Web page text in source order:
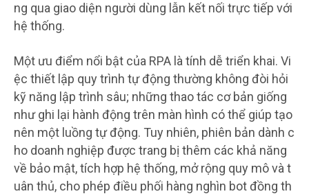
ng qua giao diện người dùng lẫn kết nối trực tiếp với
hệ thống.
Một ưu điểm nổi bật của RPA là tính dễ triển khai. Vi
ệc thiết lập quy trình tự động thường không đòi hỏi
kỹ năng lập trình sâu; những thao tác cơ bản giống
như ghi lại hành động trên màn hình có thể giúp tạo
nên một luồng tự động. Tuy nhiên, phiên bản dành c
ho doanh nghiệp được trang bị thêm các khả năng
về bảo mật, tích hợp hệ thống, mở rộng quy mô và t
uân thủ, cho phép điều phối hàng nghìn bot đồng th